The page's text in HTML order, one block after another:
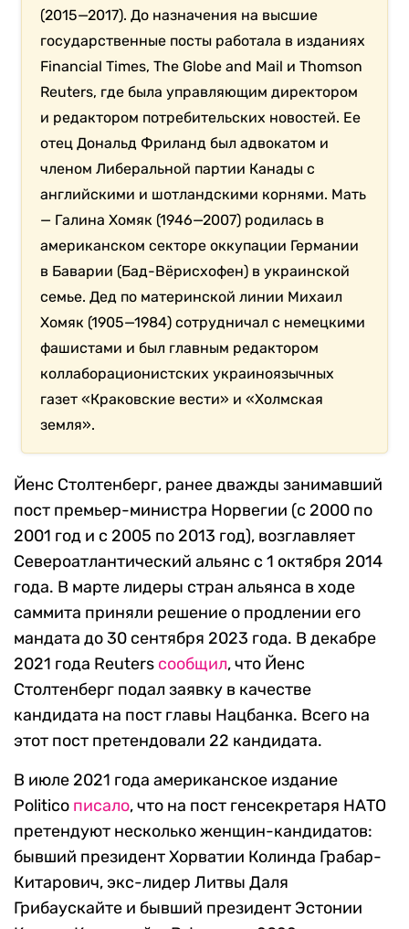
(2015—2017). До назначения на высшие
государственные посты работала в изданиях
Financial Times, The Globe and Mail и Thomson
Reuters, где была управляющим директором
и редактором потребительских новостей. Ее
отец Дональд Фриланд был адвокатом и
членом Либеральной партии Канады с
английскими и шотландскими корнями. Мать
— Галина Хомяк (1946—2007) родилась в
американском секторе оккупации Германии
в Баварии (Бад-Вёрисхофен) в украинской
семье. Дед по материнской линии Михаил
Хомяк (1905—1984) сотрудничал с немецкими
фашистами и был главным редактором
коллаборационистских украиноязычных
газет «Краковские вести» и «Холмская
земля».
Йенс Столтенберг, ранее дважды занимавший
пост премьер-министра Норвегии (с 2000 по
2001 год и с 2005 по 2013 год), возглавляет
Североатлантический альянс с 1 октября 2014
года. В марте лидеры стран альянса в ходе
саммита приняли решение о продлении его
мандата до 30 сентября 2023 года. В декабре
2021 года Reuters сообщил, что Йенс
Столтенберг подал заявку в качестве
кандидата на пост главы Нацбанка. Всего на
этот пост претендовали 22 кандидата.
В июле 2021 года американское издание
Politico писало, что на пост генсекретаря НАТО
претендуют несколько женщин-кандидатов:
бывший президент Хорватии Колинда Грабар-
Китарович, экс-лидер Литвы Даля
Грибаускайте и бывший президент Эстонии